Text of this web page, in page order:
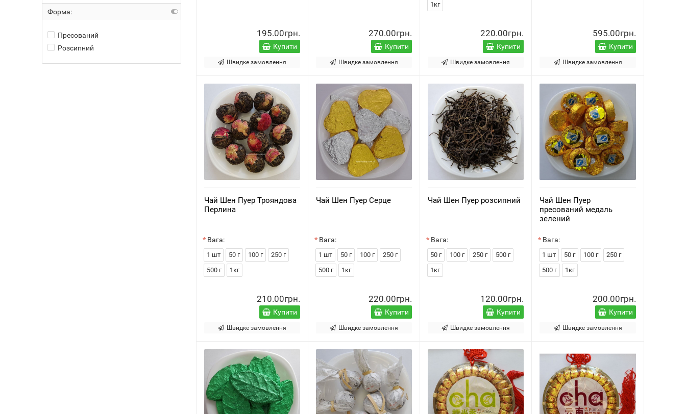
Форма:
Пресований
Розсипний
195.00грн.
Купити
Швидке замовлення
270.00грн.
Купити
Швидке замовлення
1кг
220.00грн.
Купити
Швидке замовлення
595.00грн.
Купити
Швидке замовлення
Чай Шен Пуер Трояндова
Перлина
Вага:
1 шт 50 г 100 г
250 г
500 г
1кг
210.00грн.
Купити
Швидке замовлення
Чай Шен Пуер Серце
Вага:
1 шт 50 г 100 г
250 г
500 г
1кг
220.00грн.
Купити
Швидке замовлення
Чай Шен Пуер розсипний
Вага:
50 г 100 г 250 г
500 г
1кг
120.00грн.
Купити
Швидке замовлення
Чай Шен Пуер
пресований медаль
зелений
Вага:
1 шт 50 г 100 г
250 г
500 г
1кг
200.00грн.
Купити
Швидке замовлення